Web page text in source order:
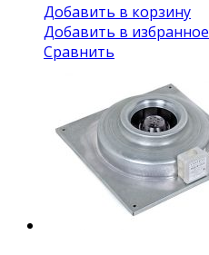
Добавить в корзину
Добавить в избранное
Сравнить